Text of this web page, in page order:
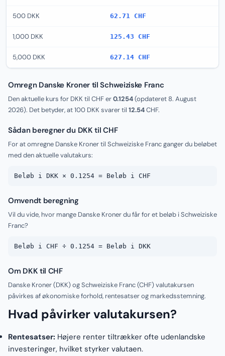
500 DKK 62.71 CHF
1,000 DKK 125.43 CHF
5,000 DKK 627.14 CHF
Omregn Danske Kroner til Schweiziske Franc
Den aktuelle kurs for DKK til CHF er0.1254(opdateret 8. August
2026). Det betyder, at 100 DKK svarer til 12.54CHF.
Sådan beregner du DKK til CHF
For at omregne Danske Kroner til Schweiziske Franc ganger du beløbet
med den aktuelle valutakurs:
Beløb i DKK × 0.1254 = Beløb i CHF
Omvendt beregning
Vil du vide, hvor mange Danske Kroner du får for et beløb i Schweiziske
Franc?
Beløb i CHF ÷ 0.1254 = Beløb i DKK
Om DKK til CHF
Danske Kroner (DKK) og Schweiziske Franc (CHF) valutakursen
påvirkes af økonomiske forhold, rentesatser og markedsstemning.
Hvad påvirker valutakursen?
Rentesatser: Højere renter tiltrækker ofte udenlandske
investeringer, hvilket styrker valutaen.